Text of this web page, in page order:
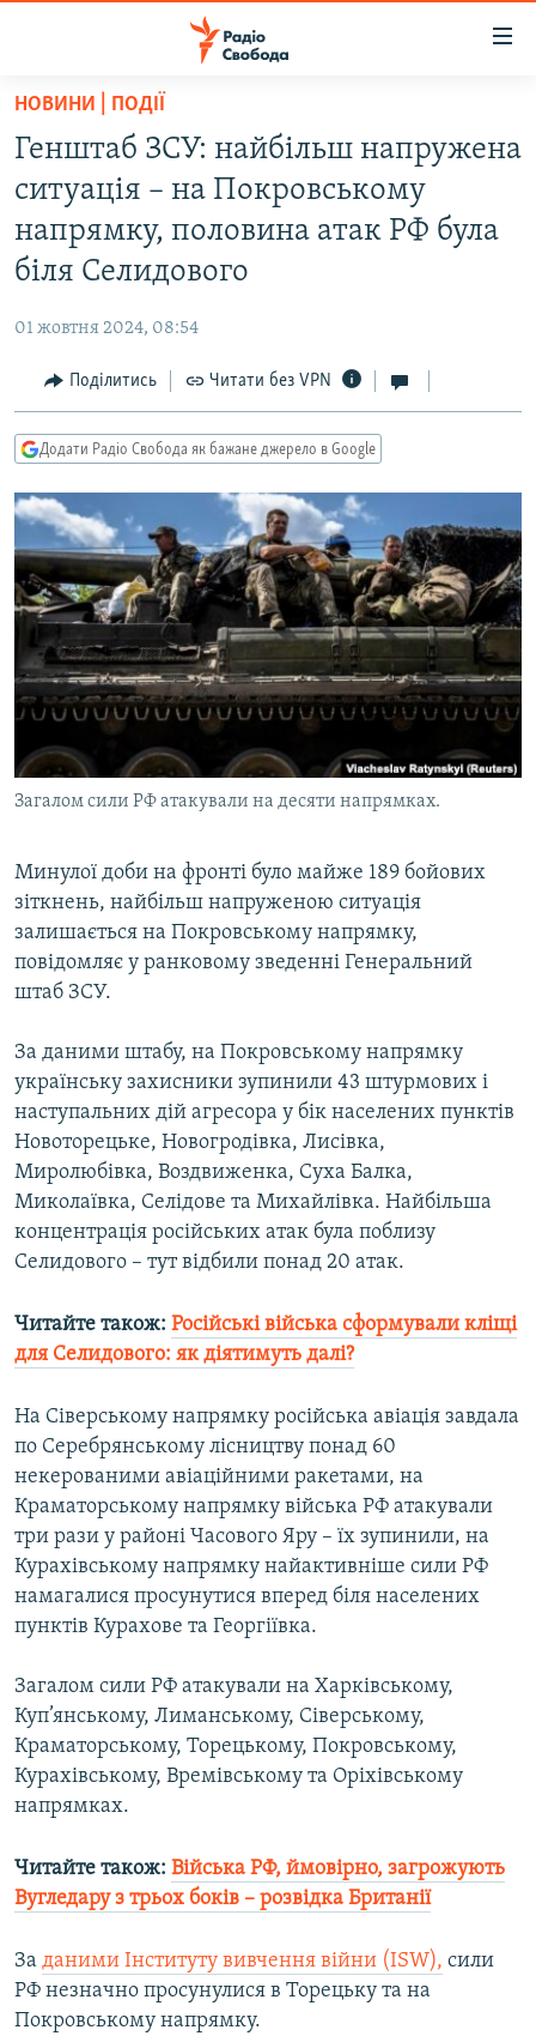
Перейти
основного
матеріалу
Перейти
до
основної
Перейти
пошуку
РАДІО СВОБОДА – 70 РОКІВ
СТАТТІ
ПОЛІТИКА
КУЛЬТУРА
СПОРТ
СВІТ
ВІЙНА
ДОНБАС.РЕАЛІЇ
КРИМ.РЕАЛІЇ
ТИ ЯК?
КИТАЙ.ВИКЛИКИ
МУЛЬТИМЕДІА
ФОТО
СПЕЦПРОЄКТИ
ПОДКАСТИ
КРИМ РЕАЛІЇ
РУС
КТАТ
ДОЛУЧАЙСЯ!
Усі сайти RFE/RL
НОВИНИ | ПОДІЇ
Генштаб ЗСУ: найбільш напружена
ситуація – на Покровському
напрямку, половина атак РФ була
біля Селидового
01 жовтня 2024, 08:54
Поділитись Читати без VPN
Додати Радіо Свобода як бажане джерело в Google
Загалом сили РФ атакували на десяти напрямках.
Минулої доби на фронті було майже 189 бойових
зіткнень, найбільш напруженою ситуація
залишається на Покровському напрямку,
повідомляє у ранковому зведенні Генеральний
штаб ЗСУ.
За даними штабу, на Покровському напрямку
українську захисники зупинили 43 штурмових і
наступальних дій агресора у бік населених пунктів
Новоторецьке, Новогродівка, Лисівка,
Миролюбівка, Воздвиженка, Суха Балка,
Миколаївка, Селідове та Михайлівка. Найбільша
концентрація російських атак була поблизу
Селидового – тут відбили понад 20 атак.
Читайте також: Російські війська сформували кліщі
для Селидового: як діятимуть далі?
На Сіверському напрямку російська авіація завдала
по Серебрянському лісництву понад 60
некерованими авіаційними ракетами, на
Краматорському напрямку війська РФ атакували
три рази у районі Часового Яру – їх зупинили, на
Курахівському напрямку найактивніше сили РФ
намагалися просунутися вперед біля населених
пунктів Курахове та Георгіївка.
Загалом сили РФ атакували на Харківському,
Куп’янському, Лиманському, Сіверському,
Краматорському, Торецькому, Покровському,
Курахівському, Времівському та Оріхівському
напрямках.
Читайте також: Війська РФ, ймовірно, загрожують
Вугледару з трьох боків – розвідка Британії
За даними Інституту вивчення війни (ISW), сили
РФ незначно просунулися в Торецьку та на
Покровському напрямку.